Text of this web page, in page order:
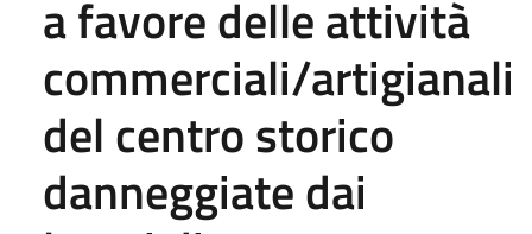
a favore delle attività
commerciali/artigianali
del centro storico
danneggiate dai